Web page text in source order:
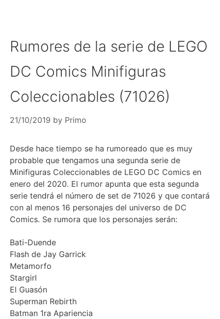
Rumores de la serie de LEGO
DC Comics Minifiguras
Coleccionables (71026)
21/10/2019 by Primo
Desde hace tiempo se ha rumoreado que es muy
probable que tengamos una segunda serie de
Minifiguras Coleccionables de LEGO DC Comics en
enero del 2020. El rumor apunta que esta segunda
serie tendrá el número de set de 71026 y que contará
con al menos 16 personajes del universo de DC
Comics. Se rumora que los personajes serán:
Bati-Duende
Flash de Jay Garrick
Metamorfo
Stargirl
El Guasón
Superman Rebirth
Batman 1ra Apariencia